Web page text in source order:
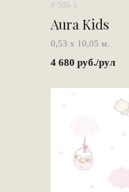
# 588-1
Aura Kids
0,53 х 10,05 м.
4 680 руб./рул